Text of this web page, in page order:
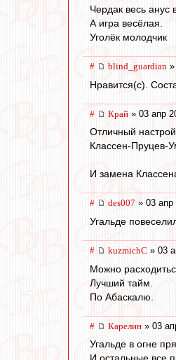
Чердак весь анус
А игра весёлая.
Уголёк молодчик
# blind_guardian
Нравится(с).
# Край » 03 апр
Отличный
Классен-Пруцев-
И замена
# des007 » 03 апр
Угальде
# kuzmichC » 03
Можно
Лучший тайм.
По Абаскалю.
# Карелин » 03
Угальде в огне